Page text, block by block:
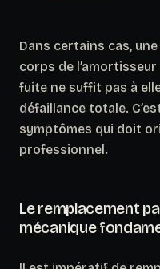
Dans certains cas,
corps de
fuite ne suffit pas à
défaillance totale.
symptômes qui doit
professionnel.
Le remplacement
mécanique